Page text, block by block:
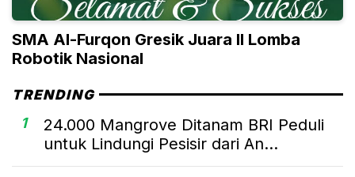
SMA Al-Furqon Gresik Juara II Lomba
Robotik Nasional
TRENDING
1
24.000 Mangrove Ditanam BRI Peduli
untuk Lindungi Pesisir dari An...